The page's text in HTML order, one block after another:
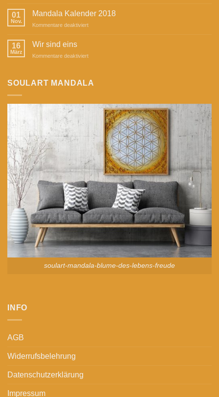
„Herzstück“
Healing
01
Nov.
Mandala Kalender 2018
Kommentare deaktiviertfür
16
März
Wir sind eins
Kommentare deaktiviertfür
eins
SOULART MANDALA
soulart-mandala-blume-des-lebens-freude
INFO
AGB
Widerrufsbelehrung
Datenschutzerklärung
Impressum